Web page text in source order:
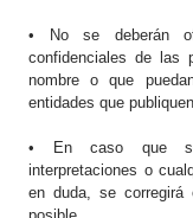
• No se deberán
confidenciales de las
nombre o que
entidades que
• En caso que se
interpretaciones o
en duda, se corregirá